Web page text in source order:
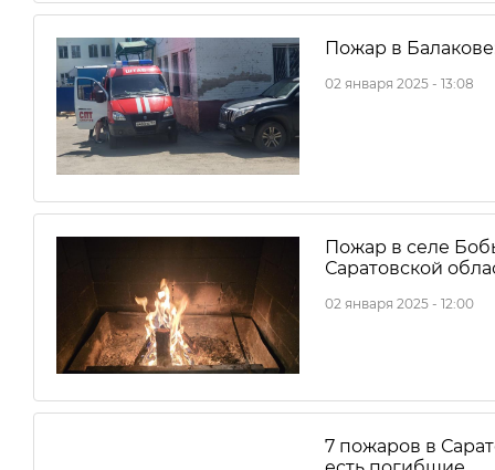
Пожар в
02 января 2025 - 13:08
Пожар в селе
Саратовской
02 января 2025 - 12:00
7 пожаров в